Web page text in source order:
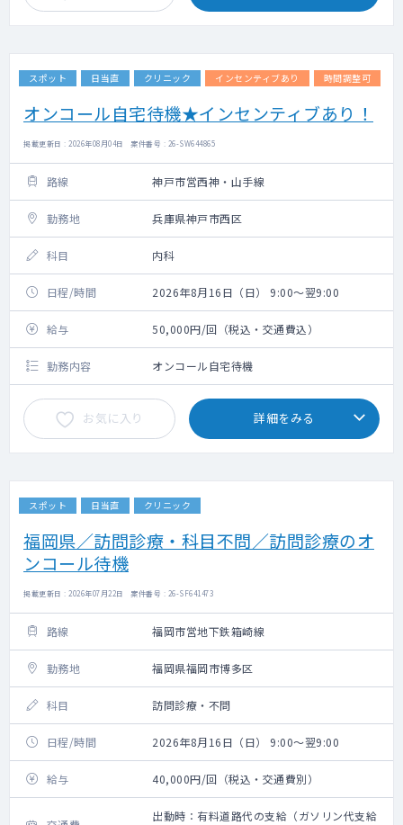
スポット 日当直 クリニック インセンティブあり 時間調整可
オンコール自宅待機★インセンティブあり！
掲載更新日 : 2026年08月04日 案件番号 : 26-SW644865
路線 神戸市営西神・山手線
勤務地 兵庫県神戸市西区
科目 内科
日程/時間 2026年8月16日（日） 9:00～翌9:00
給与 50,000円/回（税込・交通費込）
勤務内容 オンコール自宅待機
お気に入り 詳細をみる
スポット 日当直 クリニック
福岡県／訪問診療・科目不問／訪問診療のオ
ンコール待機
掲載更新日 : 2026年07月22日 案件番号 : 26-SF641473
路線 福岡市営地下鉄箱崎線
勤務地 福岡県福岡市博多区
科目 訪問診療・不問
日程/時間 2026年8月16日（日） 9:00～翌9:00
給与 40,000円/回（税込・交通費別）
出動時：有料道路代の支給（ガソリン代支給